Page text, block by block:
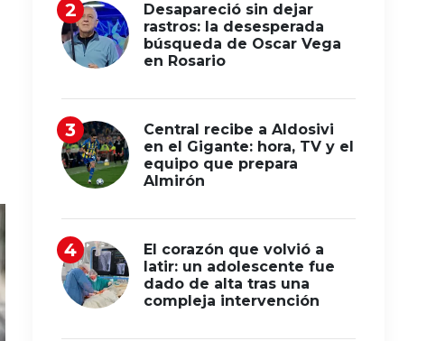
Desapareció sin dejar
rastros: la desesperada
búsqueda de Oscar Vega
en Rosario
Central recibe a Aldosivi
en el Gigante: hora, TV y el
equipo que prepara
Almirón
El corazón que volvió a
latir: un adolescente fue
dado de alta tras una
compleja intervención